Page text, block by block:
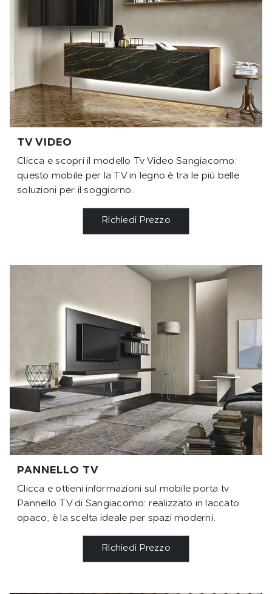
TV VIDEO
Clicca e scopri il modello Tv Video Sangiacomo:
questo mobile per la TV in legno è tra le più belle
soluzioni per il soggiorno.
Richiedi Prezzo
PANNELLO TV
Clicca e ottieni informazioni sul mobile porta tv
Pannello TV di Sangiacomo: realizzato in laccato
opaco, è la scelta ideale per spazi moderni.
Richiedi Prezzo